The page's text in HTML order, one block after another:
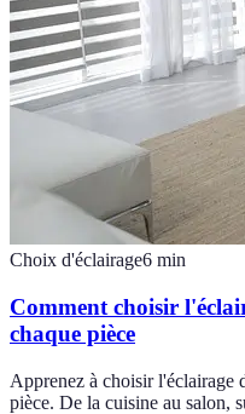
Choix d'éclairage6 min
Comment choisir
chaque pièce
Apprenez à choisir l'éclairage
pièce. De la cuisine au salon,